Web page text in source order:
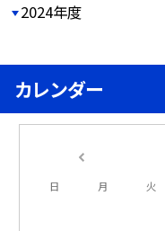
2024年度
カレンダー
日 月 火